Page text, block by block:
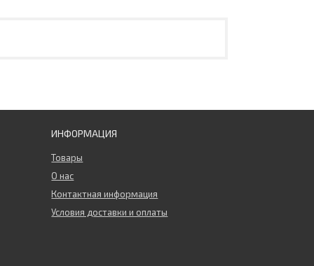
ИНФОРМАЦИЯ
Товары
О нас
Контактная информация
Условия доставки и оплаты